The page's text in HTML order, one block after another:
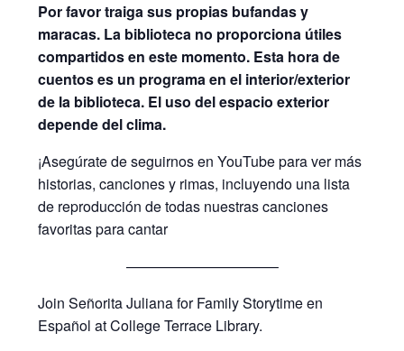
Por favor traiga sus propias bufandas y
maracas. La biblioteca no proporciona útiles
compartidos en este momento. Esta hora de
cuentos es un programa en el interior/exterior
de la biblioteca. El uso del espacio exterior
depende del clima.
¡Asegúrate de seguirnos en YouTube para ver más
historias, canciones y rimas, incluyendo una lista
de reproducción de todas nuestras canciones
favoritas para cantar
——————————–
Join Señorita Juliana for Family Storytime en
Español at College Terrace Library.